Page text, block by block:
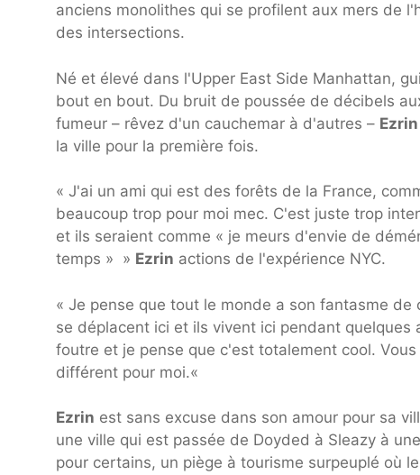
anciens monolithes qui se profilent aux mers de
des intersections.
Né et élevé dans l'Upper East Side Manhattan,
bout en bout. Du bruit de poussée de décibels
fumeur – rêvez d'un cauchemar à d'autres – Ezrin
la ville pour la première fois.
« J'ai un ami qui est des forêts de la France,
beaucoup trop pour moi mec. C'est juste trop
et ils seraient comme « je meurs d'envie de
temps » » Ezrin actions de l'expérience NYC.
« Je pense que tout le monde a son fantasme
se déplacent ici et ils vivent ici pendant
foutre et je pense que c'est totalement cool.
différent pour moi.«
Ezrin est sans excuse dans son amour pour sa
une ville qui est passée de Doyded à Sleazy à
pour certains, un piège à tourisme surpeuplé où